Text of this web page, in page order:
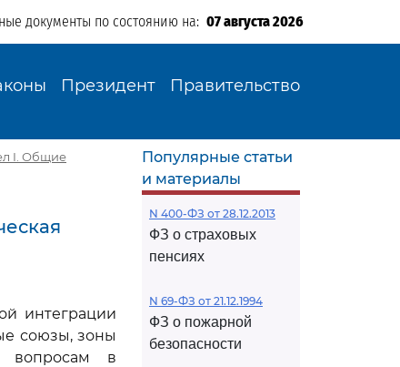
документы по состоянию на: 07 августа 2026
Президент Правительство
I. Общие
интеграции
союзы, зоны
вопросам в
Популярные статьи
и материалы
N 400-ФЗ от 28.12.2013
ФЗ о страховых
пенсиях
N 69-ФЗ от 21.12.1994
ФЗ о пожарной
безопасности